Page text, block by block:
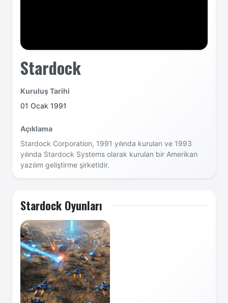
Stardock
Kuruluş Tarihi
01 Ocak 1991
Açıklama
Stardock Corporation, 1991 yılında kurulan ve 1993
yılında Stardock Systems olarak kurulan bir Amerikan
yazılım geliştirme şirketidir.
Stardock Oyunları